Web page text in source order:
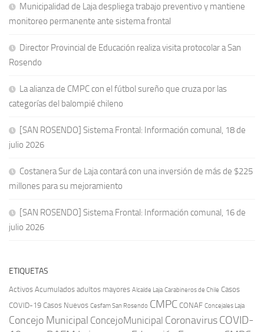
Municipalidad de Laja despliega trabajo preventivo y mantiene
monitoreo permanente ante sistema frontal
Director Provincial de Educación realiza visita protocolar a San
Rosendo
La alianza de CMPC con el fútbol sureño que cruza por las
categorías del balompié chileno
[SAN ROSENDO] Sistema Frontal: Información comunal, 18 de
julio 2026
Costanera Sur de Laja contará con una inversión de más de $225
millones para su mejoramiento
[SAN ROSENDO] Sistema Frontal: Información comunal, 16 de
julio 2026
ETIQUETAS
Activos Acumulados adultos mayores Alcalde Laja Carabineros de Chile Casos
COVID-19 Casos Nuevos Cesfam San Rosendo CMPC CONAF Concejales Laja
Concejo Municipal ConcejoMunicipal CoronavirusCOVID-